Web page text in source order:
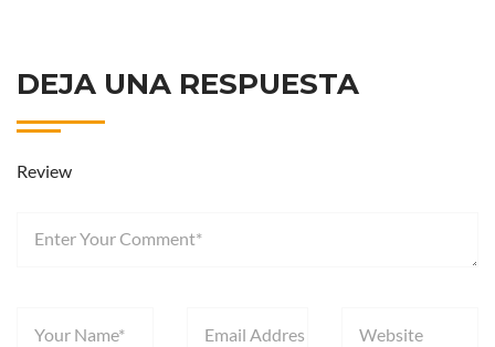
DEJA UNA RESPUESTA
Review